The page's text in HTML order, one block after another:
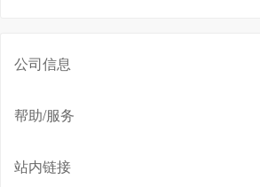
公司信息
帮助/服务
站内链接